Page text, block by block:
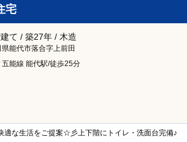
宅
て / 築27年 / 木造
県能代市落合字上前田
五能線 能代駅/徒歩25分
適な生活をご提案☆彡上下階にトイレ・洗面台完備♪